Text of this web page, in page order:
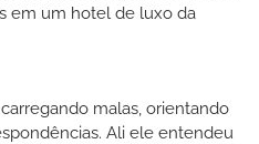
em um hotel de luxo da
malas, orientando
Ali ele entendeu